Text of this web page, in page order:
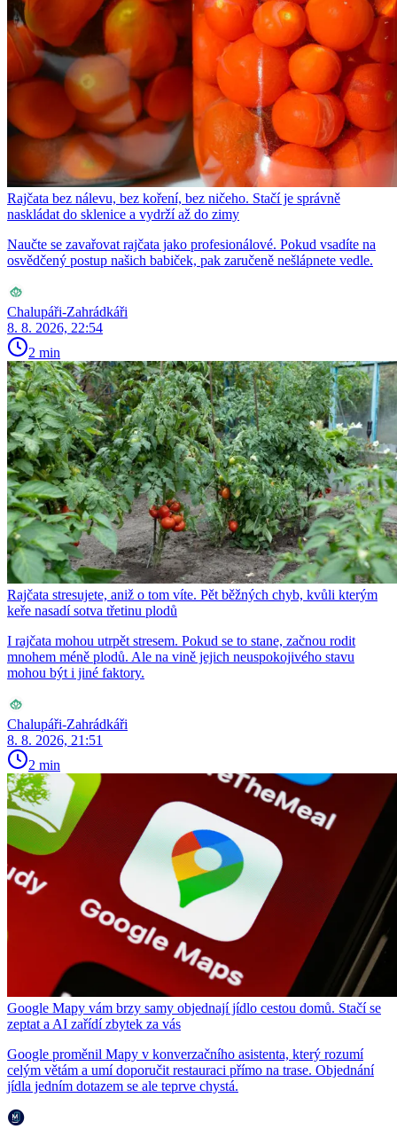
Rajčata bez nálevu, bez koření, bez ničeho. Stačí je správně
naskládat do sklenice a vydrží až do zimy
Naučte se zavařovat rajčata jako profesionálové. Pokud vsadíte na
osvědčený postup našich babiček, pak zaručeně nešlápnete vedle.
Chalupáři-Zahrádkáři
8. 8. 2026, 22:54
2 min
Rajčata stresujete, aniž o tom víte. Pět běžných chyb, kvůli kterým
keře nasadí sotva třetinu plodů
I rajčata mohou utrpět stresem. Pokud se to stane, začnou rodit
mnohem méně plodů. Ale na vině jejich neuspokojivého stavu
mohou být i jiné faktory.
Chalupáři-Zahrádkáři
8. 8. 2026, 21:51
2 min
Google Mapy vám brzy samy objednají jídlo cestou domů. Stačí se
zeptat a AI zařídí zbytek za vás
Google proměnil Mapy v konverzačního asistenta, který rozumí
celým větám a umí doporučit restauraci přímo na trase. Objednání
jídla jedním dotazem se ale teprve chystá.